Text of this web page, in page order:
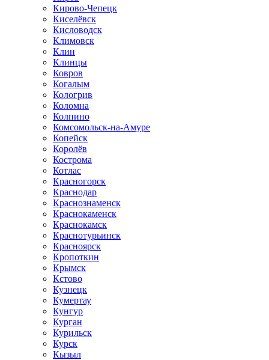
Кирово-Чепецк
Киселёвск
Кисловодск
Климовск
Клин
Клинцы
Ковров
Когалым
Кологрив
Коломна
Колпино
Комсомольск-на-Амуре
Копейск
Королёв
Кострома
Котлас
Красногорск
Краснодар
Краснознаменск
Краснокаменск
Краснокамск
Краснотурьинск
Красноярск
Кропоткин
Крымск
Кстово
Кузнецк
Кумертау
Кунгур
Курган
Курильск
Курск
Кызыл